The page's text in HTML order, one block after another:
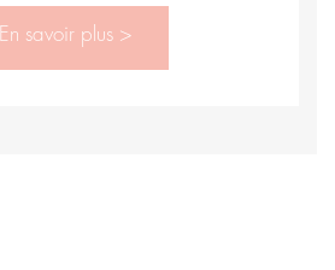
En savoir plus >